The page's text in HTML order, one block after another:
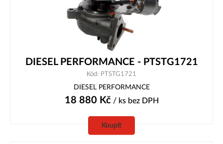
DIESEL PERFORMANCE - PTSTG1721
Kód: PTSTG1721
DIESEL PERFORMANCE
18 880 Kč/ ks bez DPH
Koupit